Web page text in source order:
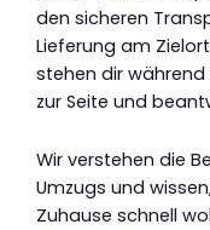
den sicheren
Lieferung am
stehen dir
zur Seite und
Wir verstehen die
Umzugs und
Zuhause schnell